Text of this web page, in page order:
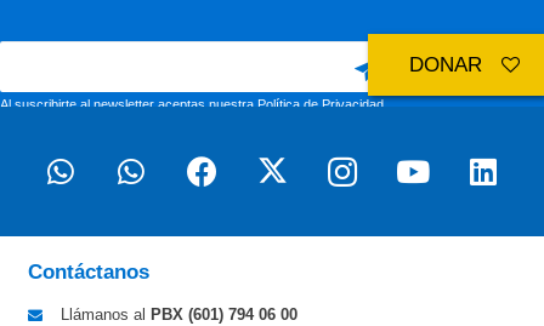
Al suscribirte al newsletter aceptas nuestraPolítica de Privacidad
Contáctanos
Llámanos al PBX (601) 794 06 00
DONAR